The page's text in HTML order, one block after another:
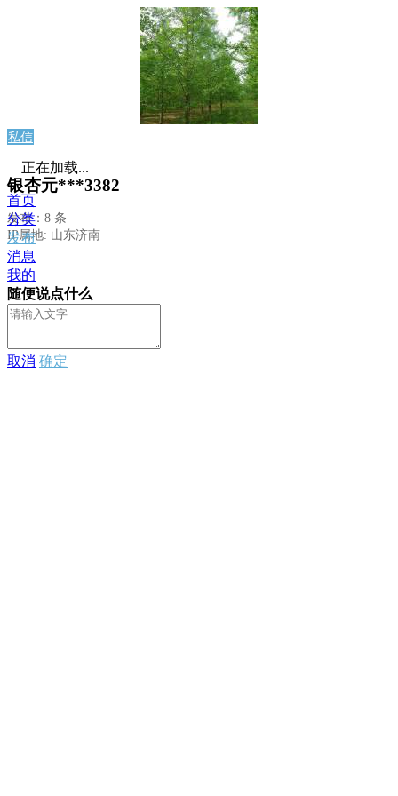
私信
银杏元***3382
发布：8 条
IP属地: 山东济南
正在加载...
首页
分类
发布
消息
我的
随便说点什么
取消 确定